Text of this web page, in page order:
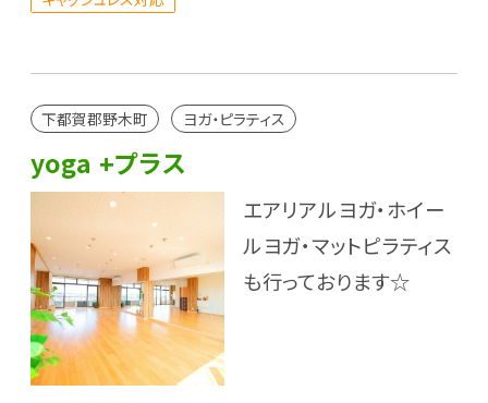
下都賀郡野木町 ヨガ・ピラティス
yoga +プラス
エアリアルヨガ・ホイー
ルヨガ・マットピラティス
も行っております☆